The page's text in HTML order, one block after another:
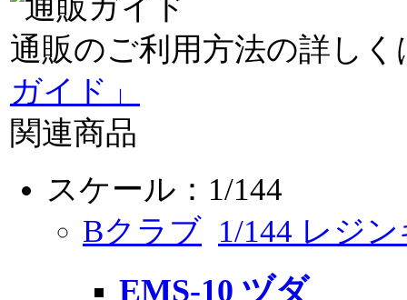
通販のご利用方法の詳しく
ガイド」
関連商品
スケール：1/144
Bクラブ 1/144 レジ
EMS-10 ヅダ